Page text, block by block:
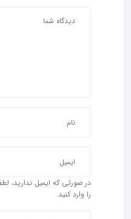
را وارد کنید.